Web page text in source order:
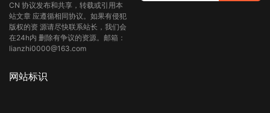
CN 协议发布和共享，转载或引用本
站文章 应遵循相同协议。如果有侵犯
版权的资 源请尽快联系站长，我们会
在24h内 删除有争议的资源。邮箱：
lianzhi0000@163.com
网站标识